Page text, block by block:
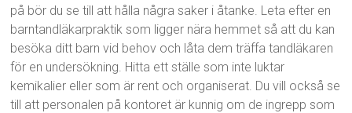
på bör du se till att hålla några saker i åtanke. Leta efter en
barntandläkarpraktik som ligger nära hemmet så att du kan
besöka ditt barn vid behov och låta dem träffa tandläkaren
för en undersökning. Hitta ett ställe som inte luktar
kemikalier eller som är rent och organiserat. Du vill också se
till att personalen på kontoret är kunnig om de ingrepp som